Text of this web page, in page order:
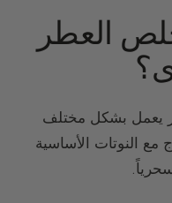
العطر
يعمل بشكل مختلف
النوتات الأساسية